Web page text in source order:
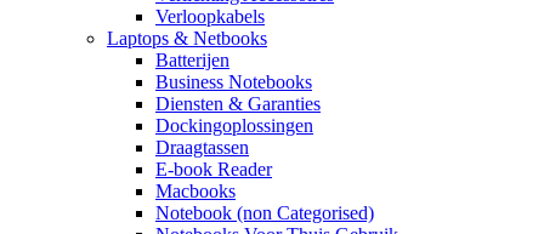
Verloopkabels
Laptops & Netbooks
Batterijen
Business Notebooks
Diensten & Garanties
Dockingoplossingen
Draagtassen
E-book Reader
Macbooks
Notebook (non Categorised)